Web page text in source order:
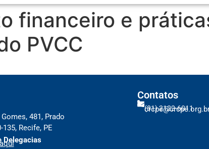
financeiro e
PVCC
481, Prado
135, Recife, PE
Delegacias
Contatos
(81) 2122-6011